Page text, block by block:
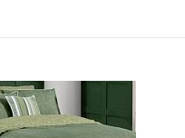
Сравнение